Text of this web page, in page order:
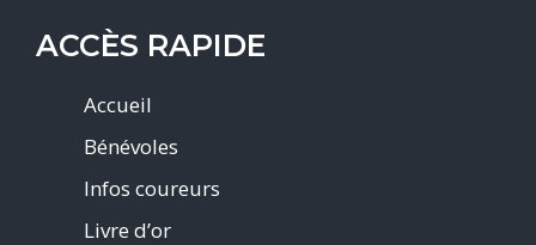
ACCÈS RAPIDE
Accueil
Bénévoles
Infos coureurs
Livre d’or